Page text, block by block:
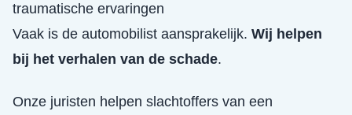
traumatische ervaringen
Vaak is de automobilist aansprakelijk. Wij helpen
bij het verhalen van de schade.
Onze juristen helpen slachtoffers van een